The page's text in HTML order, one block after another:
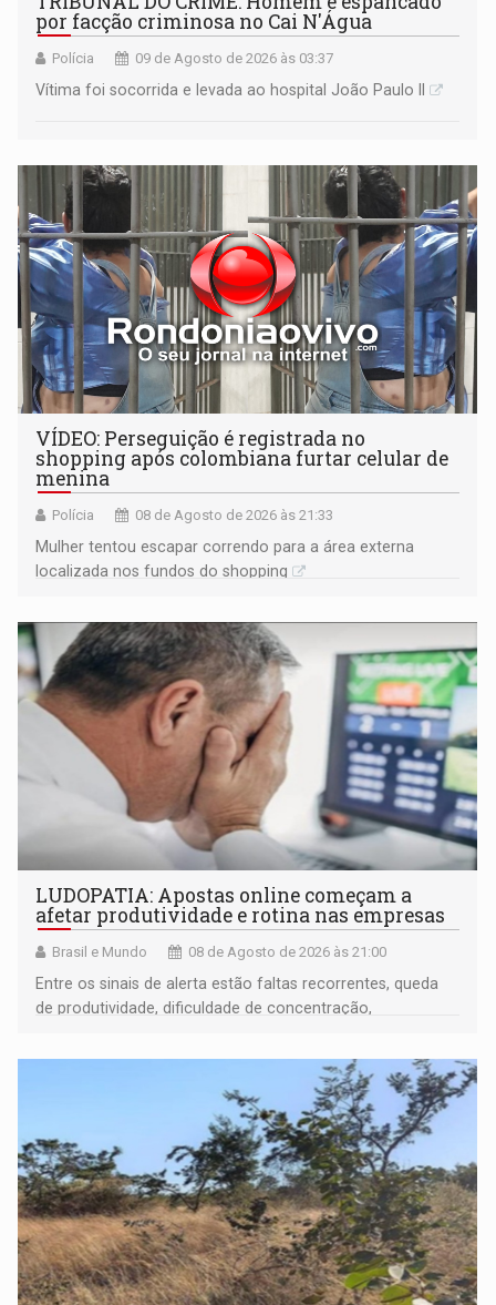
por facção criminosa no Cai N'Água
Polícia 09 de Agosto de 2026 às 03:37
Vítima foi socorrida e levada ao hospital João Paulo II
VÍDEO: Perseguição é registrada no
shopping após colombiana furtar celular de
menina
Polícia 08 de Agosto de 2026 às 21:33
Mulher tentou escapar correndo para a área externa
localizada nos fundos do shopping
LUDOPATIA: Apostas online começam a
afetar produtividade e rotina nas empresas
Brasil e Mundo 08 de Agosto de 2026 às 21:00
Entre os sinais de alerta estão faltas recorrentes, queda
de produtividade, dificuldade de concentração,